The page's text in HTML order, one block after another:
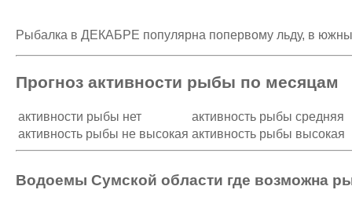
Рыбалка в ДЕКАБРЕ популярна попервому льду, в
Прогноз активности рыбы по месяцам
активности рыбы нет
активность рыбы средняя
активность рыбы не высокая активность рыбы высокая
Водоемы Сумской области где возможна